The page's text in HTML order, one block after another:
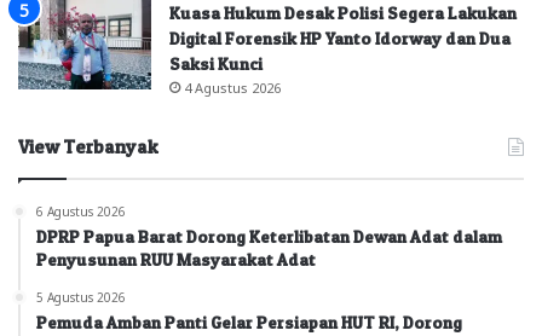
Kuasa Hukum Desak Polisi Segera Lakukan
Digital Forensik HP Yanto Idorway dan Dua
Saksi Kunci
4 Agustus 2026
View Terbanyak
6 Agustus 2026
DPRP Papua Barat Dorong Keterlibatan Dewan Adat dalam
Penyusunan RUU Masyarakat Adat
5 Agustus 2026
Pemuda Amban Panti Gelar Persiapan HUT RI, Dorong